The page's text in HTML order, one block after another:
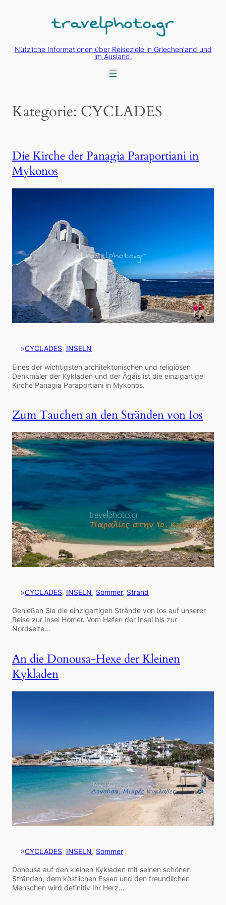
Nützliche Informationen über Reiseziele in Griechenland und
im Ausland.
Kategorie: CYCLADES
Die Kirche der Panagia Paraportiani in
Mykonos
»CYCLADES, INSELN
Eines der wichtigsten architektonischen und religiösen
Denkmäler der Kykladen und der Ägäis ist die einzigartige
Kirche Panagia Paraportiani in Mykonos.
Zum Tauchen an den Stränden von Ios
»CYCLADES, INSELN, Sommer, Strand
Genießen Sie die einzigartigen Strände von Ios auf unserer
Reise zur Insel Homer. Vom Hafen der Insel bis zur
Nordseite…
An die Donousa-Hexe der Kleinen
Kykladen
»CYCLADES, INSELN, Sommer
Donousa auf den kleinen Kykladen mit seinen schönen
Stränden, dem köstlichen Essen und den freundlichen
Menschen wird definitiv Ihr Herz…